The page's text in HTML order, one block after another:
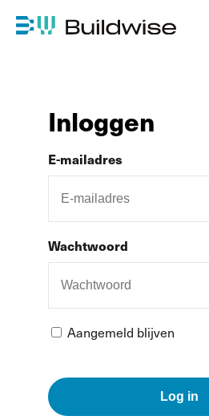
Inloggen
E-mailadres
Wachtwoord
Aangemeld blijven
Log in